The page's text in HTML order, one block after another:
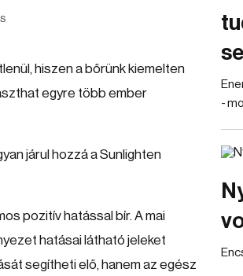
hiszen a bőrünk kiemelten
egyre több ember
járul hozzá a Sunlighten
pozitív hatással bír. A mai
hatásai látható jeleket
segítheti elő, hanem az egész
-